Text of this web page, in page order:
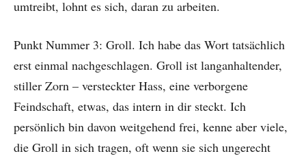
umtreibt, lohnt es sich, daran zu arbeiten.
Punkt Nummer 3: Groll. Ich habe das Wort tatsächlich
erst einmal nachgeschlagen. Groll ist langanhaltender,
stiller Zorn – versteckter Hass, eine verborgene
Feindschaft, etwas, das intern in dir steckt. Ich
persönlich bin davon weitgehend frei, kenne aber viele,
die Groll in sich tragen, oft wenn sie sich ungerecht